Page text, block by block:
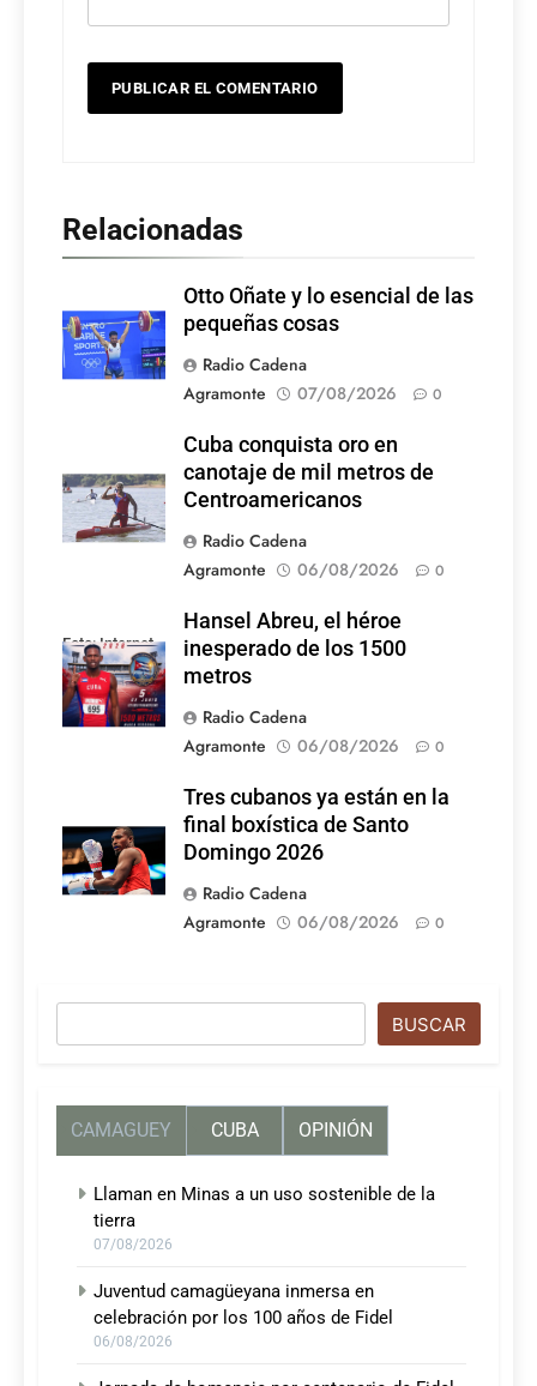
Relacionadas
Otto Oñate y lo esencial de las
pequeñas cosas
Radio Cadena
Agramonte
07/08/2026 0
Cuba conquista oro en
canotaje de mil metros de
Centroamericanos
Radio Cadena
Agramonte
06/08/2026 0
Foto: Internet
Hansel Abreu, el héroe
inesperado de los 1500
metros
Radio Cadena
Agramonte
06/08/2026 0
Tres cubanos ya están en la
final boxística de Santo
Domingo 2026
Radio Cadena
Agramonte
06/08/2026 0
BUSCAR
CAMAGUEY CUBA OPINIÓN
Llaman en Minas a un uso sostenible de la
tierra
07/08/2026
Juventud camagüeyana inmersa en
celebración por los 100 años de Fidel
06/08/2026